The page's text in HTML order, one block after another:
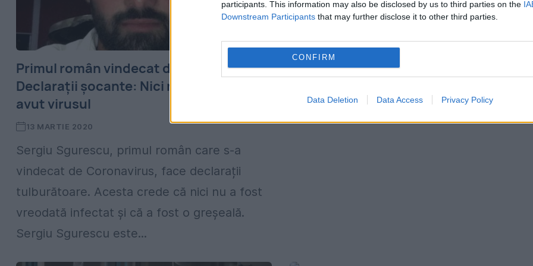
participants. This information may also be disclosed by us to third parties on the
Downstream Participants that may further disclose it to other third parties.
CONFIRM
Data Deletion Data Access Privacy Policy
Primul român vindecat de Coronavirus.
Declarații șocante: Nici nu cred că am
avut virusul
13 MARTIE 2020
Sergiu Sgurescu, primul român care s-a
vindecat de Coronavirus, face declarații
tulburătoare. Acesta crede că nici nu a fost
vreodată infectat și că a fost o greșeală.
Sergiu Sgurescu este...
De la izbucnirea pandemiei de coronavirus
a văzut că acesta afectează mai ales
și bolnavii cronici. Un alt eveniment